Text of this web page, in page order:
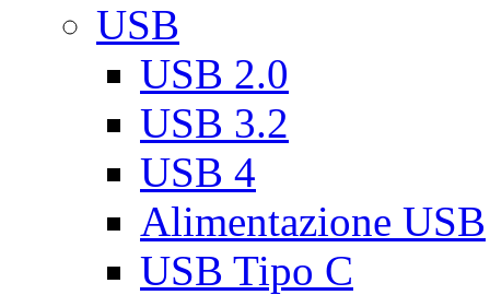
USB
USB 2.0
USB 3.2
USB 4
Alimentazione USB
USB Tipo C